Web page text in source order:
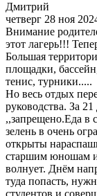
Дмитрий
четверг 28 ноя
Внимание
этот лагерь!!!
Большая
площадки,
тенис, турники.....
Но весь отдых
руководства. За
,,запрещено.Еда в
зелень в очень
открыты
старшим юношам и
волнует. Днём
туда попасть,